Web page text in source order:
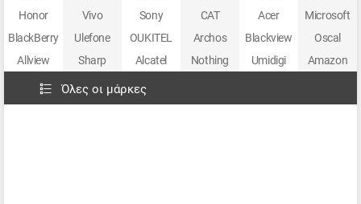
Honor
Vivo Sony CAT Acer
Microsoft
BlackBerry
Ulefone OUKITEL Archos Blackview
Oscal
Allview
Sharp Alcatel Nothing Umidigi Amazon
Όλες οι μάρκες